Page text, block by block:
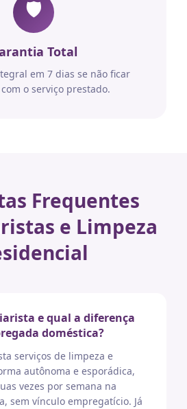
🛡️
Total
em 7 dias se não ficar
o serviço prestado.
Frequentes
e Limpeza
e qual a diferença
doméstica?
serviços de limpeza e
autônoma e esporádica,
vezes por semana na
sem vínculo empregatício. Já